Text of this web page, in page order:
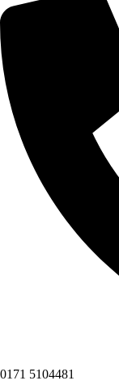
0171 5104481